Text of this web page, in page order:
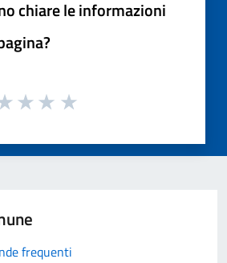
chiare le informazioni
frequenti